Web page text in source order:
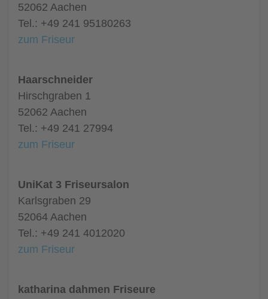
52062 Aachen
Tel.: +49 241 95180263
zum Friseur
Haarschneider
Hirschgraben 1
52062 Aachen
Tel.: +49 241 27994
zum Friseur
UniKat 3 Friseursalon
Karlsgraben 29
52064 Aachen
Tel.: +49 241 4012020
zum Friseur
katharina dahmen Friseure